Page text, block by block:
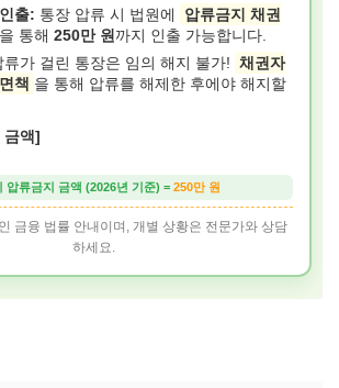
출: 통장 압류 시 법원에
압류금지 채권
을 통해 250만 원 까지 인출 가능합니다.
류가 걸린 통장은 임의 해지 불가! 채권자
책 을 통해 압류를 해제한 후에야 해지할
금액]
압류금지 금액 (2026년 기준) = 250만 원
금융 법률 안내이며, 개별 상황은 전문가와 상담
하세요.